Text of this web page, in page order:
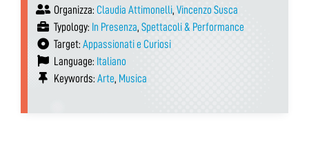
Organizza: Claudia Attimonelli, Vincenzo Susca
Typology: In Presenza, Spettacoli & Performance
Target: Appassionati e Curiosi
Language: Italiano
Keywords: Arte, Musica